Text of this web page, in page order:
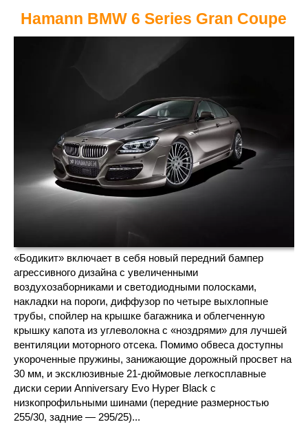
Hamann BMW 6 Series Gran Coupe
«Бодикит» включает в себя новый передний бампер
агрессивного дизайна с увеличенными
воздухозаборниками и светодиодными полосками,
накладки на пороги, диффузор по четыре выхлопные
трубы, спойлер на крышке багажника и облегченную
крышку капота из углеволокна с «ноздрями» для лучшей
вентиляции моторного отсека. Помимо обвеса доступны
укороченные пружины, занижающие дорожный просвет на
30 мм, и эксклюзивные 21-дюймовые легкосплавные
диски серии Anniversary Evo Hyper Black c
низкопрофильными шинами (передние размерностью
255/30, задние — 295/25)...